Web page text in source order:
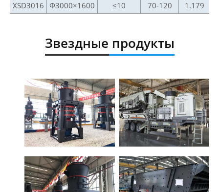
XSD3016 Φ3000×1600 ≤10 70-120 1.179
Звездные продукты